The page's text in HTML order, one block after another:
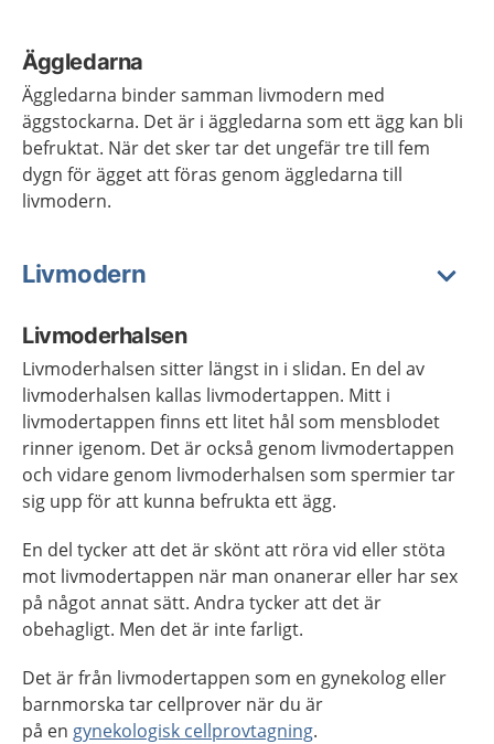
Äggledarna
Äggledarna binder samman livmodern med
äggstockarna. Det är i äggledarna som ett ägg kan bli
befruktat. När det sker tar det ungefär tre till fem
dygn för ägget att föras genom äggledarna till
livmodern.
Livmodern
Livmoderhalsen
Livmoderhalsen sitter längst in i slidan. En del av
livmoderhalsen kallas livmodertappen. Mitt i
livmodertappen finns ett litet hål som mensblodet
rinner igenom. Det är också genom livmodertappen
och vidare genom livmoderhalsen som spermier tar
sig upp för att kunna befrukta ett ägg.
En del tycker att det är skönt att röra vid eller stöta
mot livmodertappen när man onanerar eller har sex
på något annat sätt. Andra tycker att det är
obehagligt. Men det är inte farligt.
Det är från livmodertappen som en gynekolog eller
barnmorska tar cellprover när du är
på en gynekologisk cellprovtagning.